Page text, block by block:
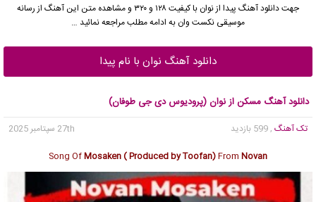
جهت دانلود آهنگ پیدا از نوان با کیفیت ۱۲۸ و ۳۲۰ و مشاهده متن این آهنگ از رسانه
موسیقی نکست وان به ادامه مطلب مراجعه نمائید …
دانلود آهنگ نوان با نام پیدا
دانلود آهنگ مسکن از نوان (پرودیوس دی جی طوفان)
تک آهنگ , 599 بازدید
27th سپتامبر 2025
Song OfMosaken ( Produced by Toofan)From Novan